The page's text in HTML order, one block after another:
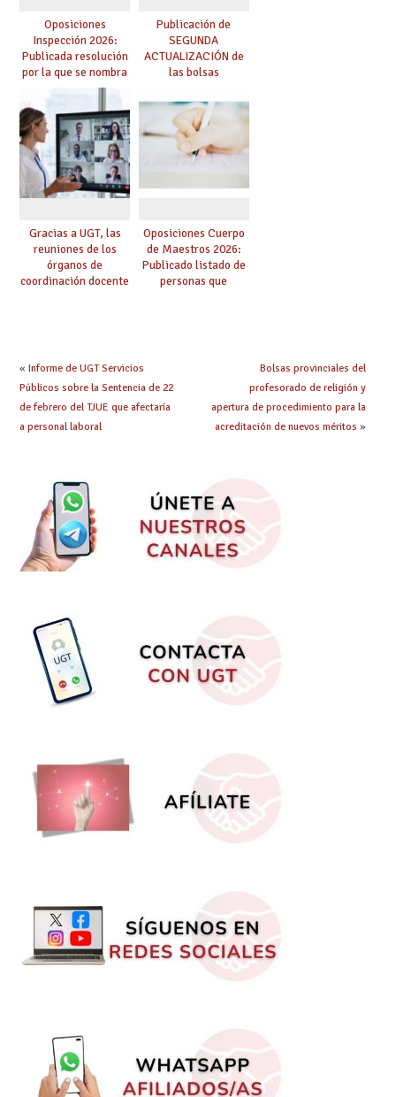
Oposiciones
Inspección 2026:
Publicada resolución
por la que se nombra
funcionarios/as en
prácticas, se regulan
dichas prácticas y se
convoca acto público
de adjudicación
Publicación de
SEGUNDA
ACTUALIZACIÓN de
las bolsas
Cuerpo de Maestros
de especialidades
convocadas a
oposición
Gracias a UGT, las
reuniones de los
órganos de
coordinación docente
centro
Oposiciones Cuerpo
de Maestros 2026:
Publicado listado de
personas que
« Informe de UGT Servicios
Públicos sobre la Sentencia de 22
de febrero del TJUE que afectaría
a personal laboral
Bolsas provinciales del
profesorado de religión y
apertura de procedimiento para la
acreditación de nuevos méritos »